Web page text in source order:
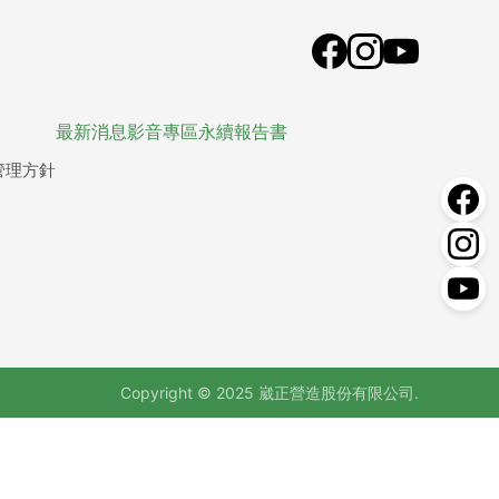
理方針
最新消息影音專區永續報告書
Copyright © 2025 崴正營造股份有限公司.